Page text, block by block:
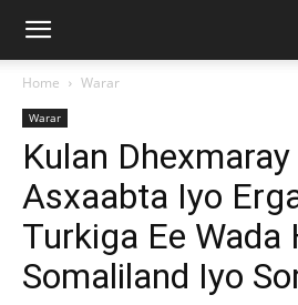
Home Warar
Warar
Kulan
Asxaabta Iyo
Turkiga Ee Wada
Somaliland Iyo